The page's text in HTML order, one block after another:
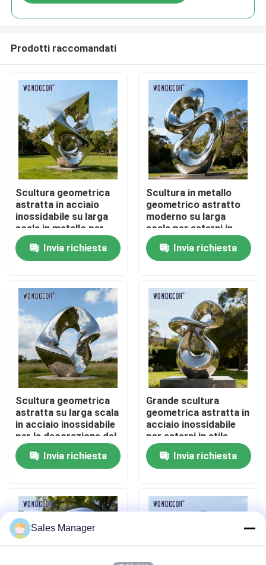
Casa
Prodotti
Chi siamo
Fatory Tour
Controllo di qualità
Contattaci
Richiedere un preventivo
Le statue bronzee scolpiscono
Prodotti raccomandati
Scultura geometrica
astratta in acciaio
inossidabile su larga
scala in metallo per
parchi all&#39;aperto
Invia richiesta
Scultura in metallo
geometrico astratto
moderno su larga
scala per esterni in
acciaio inossidabile
Invia richiesta
Scultura geometrica
astratta su larga scala
in acciaio inossidabile
per la decorazione del
parco all&#39;aperto
Invia richiesta
Grande scultura
geometrica astratta in
acciaio inossidabile
per esterni in stile
moderno per parchi
Invia richiesta
Sales Manager